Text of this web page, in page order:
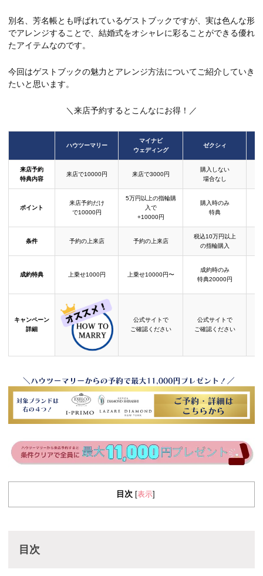
別名、芳名帳とも呼ばれているゲストブックですが、実は色んな形
でアレンジすることで、結婚式をオシャレに彩ることができる優れ
たアイテムなのです。
今回はゲストブックの魅力とアレンジ方法についてご紹介していき
たいと思います。
＼来店予約するとこんなにお得！／
ハウツーマリー
マイナビ
ウェディング
ゼクシィ
来店予約
特典内容
来店で10000円 来店で3000円
購入しない
場合なし
ポイント
来店予約だけ
で10000円
5万円以上の指輪購
入で
+10000円
購入時のみ
特典
条件 予約の上来店 予約の上来店
税込10万円以上
の指輪購入
成約特典 上乗せ1000円 上乗せ10000円〜
成約時のみ
特典20000円
キャンペーン
詳細
公式サイトで
ご確認ください
公式サイトで
ご確認ください
目次 [表示]
目次